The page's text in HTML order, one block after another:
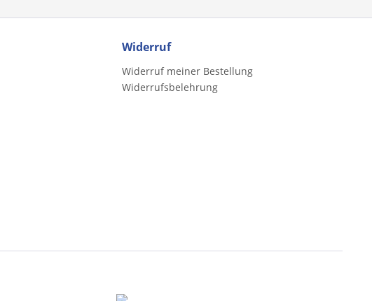
Widerruf
Widerruf meiner Bestellung
Widerrufsbelehrung